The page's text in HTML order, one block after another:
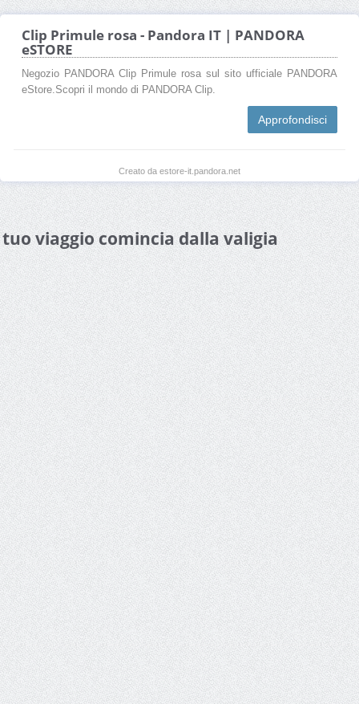
Clip Primule rosa - Pandora IT | PANDORA
eSTORE
Negozio PANDORA Clip Primule rosa sul sito ufficiale PANDORA
eStore.Scopri il mondo di PANDORA Clip.
Approfondisci
Creato da estore-it.pandora.net
viaggio comincia dalla valigia